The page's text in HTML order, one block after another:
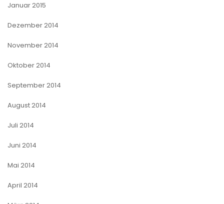
Januar 2015
Dezember 2014
November 2014
Oktober 2014
September 2014
August 2014
Juli 2014
Juni 2014
Mai 2014
April 2014